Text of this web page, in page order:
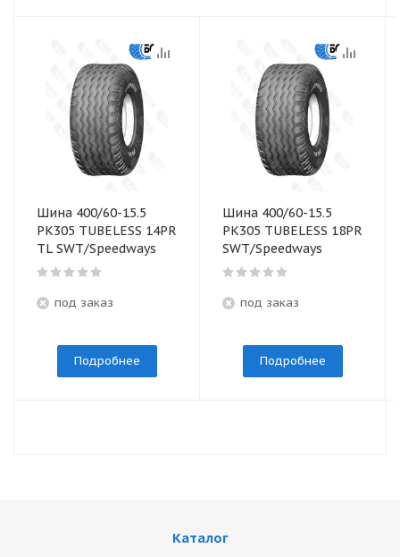
Шина 400/60-15.5
PK305 TUBELESS 14PR
TL SWT/Speedways
под заказ
Подробнее
Шина 400/60-15.5
PK305 TUBELESS 18PR
SWT/Speedways
под заказ
Подробнее
Каталог